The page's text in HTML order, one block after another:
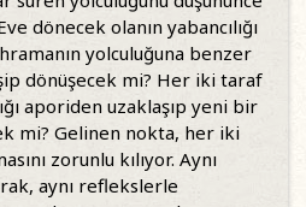
dönecek olanın yabancılığı
yolculuğuna benzer
dönüşecek mi? Her iki taraf
aporiden uzaklaşıp yeni bir
mi? Gelinen nokta, her iki
zorunlu kılıyor. Aynı
aynı reflekslerle